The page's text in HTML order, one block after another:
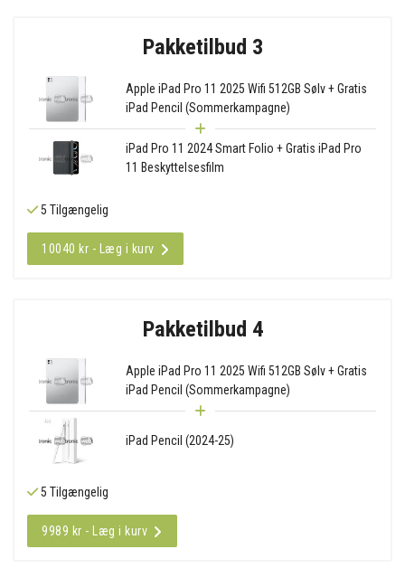
Pakketilbud 3
Apple iPad Pro 11 2025 Wifi 512GB Sølv + Gratis
iPad Pencil (Sommerkampagne)
iPad Pro 11 2024 Smart Folio + Gratis iPad Pro
11 Beskyttelsesfilm
5 Tilgængelig
10040 kr - Læg i kurv
Pakketilbud 4
Apple iPad Pro 11 2025 Wifi 512GB Sølv + Gratis
iPad Pencil (Sommerkampagne)
iPad Pencil (2024-25)
5 Tilgængelig
9989 kr - Læg i kurv